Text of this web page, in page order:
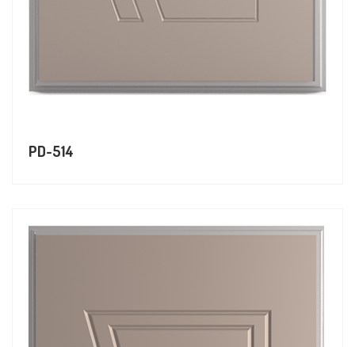
PD-514